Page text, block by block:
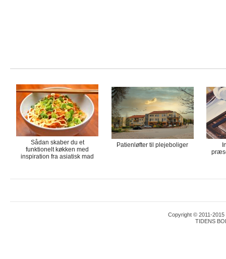
Sådan skaber du et
funktionelt køkken med
inspiration fra asiatisk mad
Patienløfter til plejeboliger
Copyright © 2011-2015
TIDENS